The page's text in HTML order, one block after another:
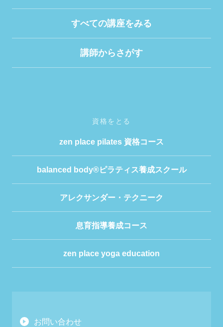
すべての講座をみる
講師からさがす
資格をとる
zen place pilates 資格コース
balanced body®ピラティス養成スクール
アレクサンダー・テクニーク
息育指導養成コース
zen place yoga education
お問い合わせ